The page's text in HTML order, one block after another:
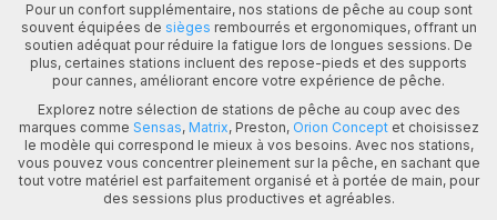
Pour un confort supplémentaire, nos stations de pêche au coup sont
souvent équipées de sièges rembourrés et ergonomiques, offrant un
soutien adéquat pour réduire la fatigue lors de longues sessions. De
plus, certaines stations incluent des repose-pieds et des supports
pour cannes, améliorant encore votre expérience de pêche.
Explorez notre sélection de stations de pêche au coup avec des
marques comme Sensas, Matrix, Preston, Orion Conceptet choisissez
le modèle qui correspond le mieux à vos besoins. Avec nos stations,
vous pouvez vous concentrer pleinement sur la pêche, en sachant que
tout votre matériel est parfaitement organisé et à portée de main, pour
des sessions plus productives et agréables.